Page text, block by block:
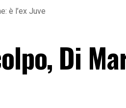
è l’ex Juve
Di